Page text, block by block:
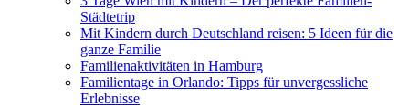
Städtetrip
Mit Kindern durch Deutschland reisen: 5 Ideen für die
ganze Familie
Familienaktivitäten in Hamburg
Familientage in Orlando: Tipps für unvergessliche
Erlebnisse